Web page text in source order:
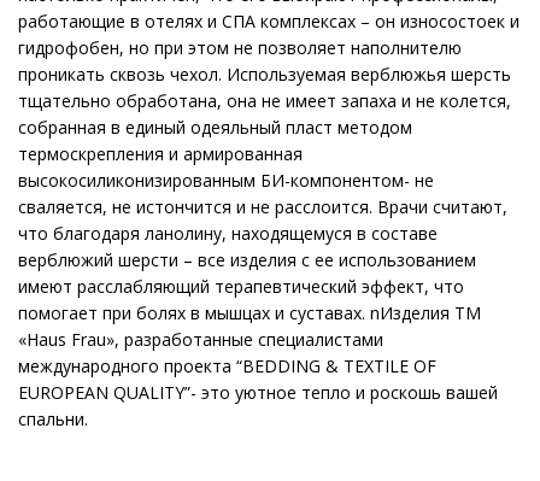
работающие в отелях и СПА комплексах – он износостоек и
гидрофобен, но при этом не позволяет наполнителю
проникать сквозь чехол. Используемая верблюжья шерсть
тщательно обработана, она не имеет запаха и не колется,
собранная в единый одеяльный пласт методом
термоскрепления и армированная
высокосиликонизированным БИ-компонентом- не
сваляется, не истончится и не расслоится. Врачи считают,
что благодаря ланолину, находящемуся в составе
верблюжий шерсти – все изделия с ее использованием
имеют расслабляющий терапевтический эффект, что
помогает при болях в мышцах и суставах. nИзделия ТМ
«Haus Frau», разработанные специалистами
международного проекта “BEDDING & TEXTILE OF
EUROPEAN QUALITY”- это уютное тепло и роскошь вашей
спальни.